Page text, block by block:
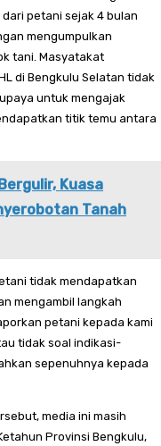
petani sejak 4 bulan
mengumpulkan
tani. Masyatakat
di Bengkulu Selatan tidak
untuk mengajak
titik temu antara
Kuasa
Tanah
tidak mendapatkan
mengambil langkah
petani kepada kami
tidak soal indikasi-
sepenuhnya kepada
media ini masih
Provinsi Bengkulu,